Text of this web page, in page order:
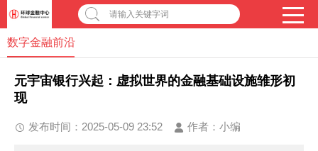
请输入关键字词
数字金融前沿
元宇宙银行兴起：虚拟世界的金融基础设施雏形初
现
发布时间：2025-05-09 23:52 作者： 小编